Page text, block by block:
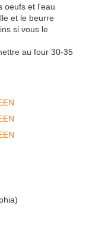
oeufs et l'eau
et le beurre
si vous le
au four 30-35